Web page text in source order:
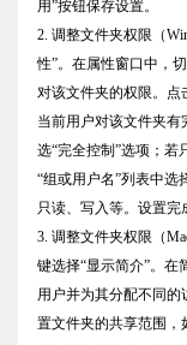
用”按钮保存设置。
2. 调整文件夹权限（
性”。在属性窗口中，
对该文件夹的权限。点
当前用户对该文件夹
选“完全控制”选项；
“组或用户名”列表中选
只读、写入等。设置完
3. 调整文件夹权限（
键选择“显示简介”。在
用户并为其分配不同的
置文件夹的共享范围，